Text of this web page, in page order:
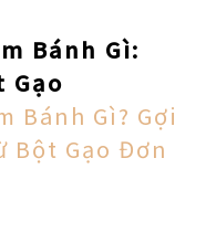
Bánh Gì:
Gạo
Bánh Gì? Gợi
Bột Gạo Đơn